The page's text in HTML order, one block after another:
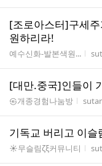
[조로아스터]구세
원하리라!
게시판명
예수신화-발본색원... 작
[대만.중국]인들이
게시판명
㉿개종경험나눔방 작성
기독교 버리고 이
게시판명
☀무슬림ζξ커뮤니티 작